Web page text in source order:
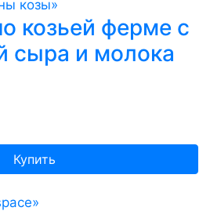
козы»
козьей ферме с
сыра и молока
Купить